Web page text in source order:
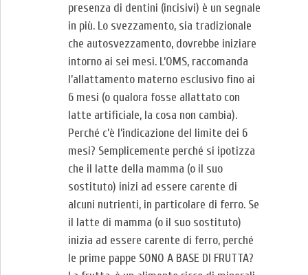
presenza di dentini (incisivi) è un segnale
in più. Lo svezzamento, sia tradizionale
che autosvezzamento, dovrebbe iniziare
intorno ai sei mesi. L’OMS, raccomanda
l’allattamento materno esclusivo fino ai
6 mesi (o qualora fosse allattato con
latte artificiale, la cosa non cambia).
Perché c’è l’indicazione del limite dei 6
mesi? Semplicemente perché si ipotizza
che il latte della mamma (o il suo
sostituto) inizi ad essere carente di
alcuni nutrienti, in particolare di ferro. Se
il latte di mamma (o il suo sostituto)
inizia ad essere carente di ferro, perché
le prime pappe SONO A BASE DI FRUTTA?